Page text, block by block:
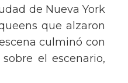
de Nueva York
que alzaron
culminó con
el escenario,